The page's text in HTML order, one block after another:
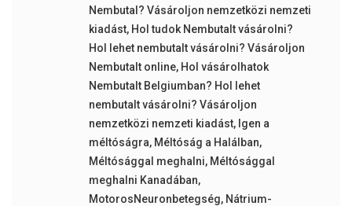
Nembutal? Vásároljon nemzetközi nemzeti
kiadást, Hol tudok Nembutalt vásárolni?
Hol lehet nembutalt vásárolni? Vásároljon
Nembutalt online, Hol vásárolhatok
Nembutalt Belgiumban? Hol lehet
nembutalt vásárolni? Vásároljon
nemzetközi nemzeti kiadást, Igen a
méltóságra, Méltóság a Halálban,
Méltósággal meghalni, Méltósággal
meghalni Kanadában,
MotorosNeuronbetegség, Nátrium-